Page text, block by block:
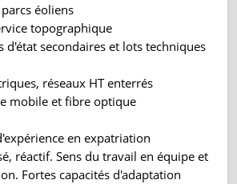
éoliens
topographique
d'état secondaires et lots techniques
réseaux HT enterrés
mobile et fibre optique
en expatriation
réactif. Sens du travail en équipe et
Fortes capacités d'adaptation